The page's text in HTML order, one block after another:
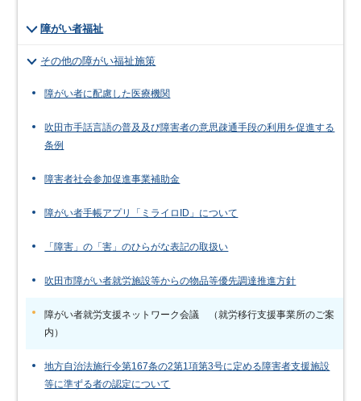
障がい者福祉
その他の障がい福祉施策
障がい者に配慮した医療機関
吹田市手話言語の普及及び障害者の意思疎通手段の利用を促進する
条例
障害者社会参加促進事業補助金
障がい者手帳アプリ「ミライロID」について
「障害」の「害」のひらがな表記の取扱い
吹田市障がい者就労施設等からの物品等優先調達推進方針
障がい者就労支援ネットワーク会議 （就労移行支援事業所のご案
内）
地方自治法施行令第167条の2第1項第3号に定める障害者支援施設
等に準ずる者の認定について